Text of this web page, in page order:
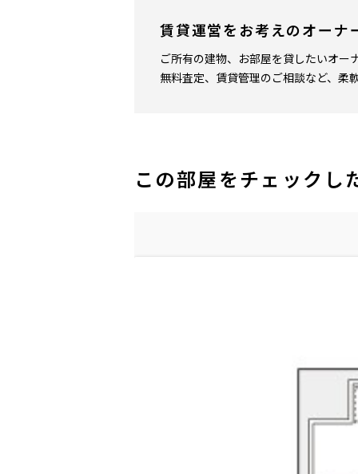
賃貸運営をお考えのオーナ
ご所有の建物、お部屋を貸したいオー
無料査定、賃貸管理のご相談など、柔
この部屋をチェックし